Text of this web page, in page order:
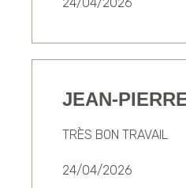
JEAN-
TRÈS BON TRAVAIL
24/04/2026